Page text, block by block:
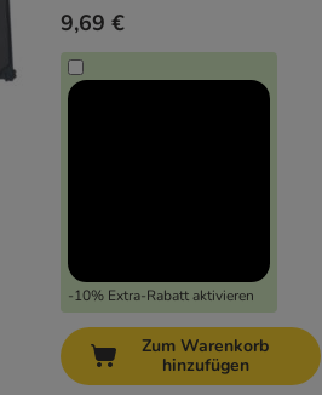
9,69 €
-10% Extra-Rabatt aktivieren
Zum Warenkorb
hinzufügen